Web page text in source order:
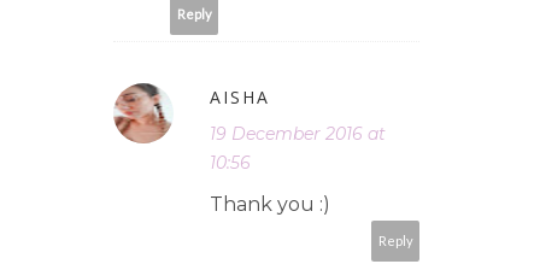
Reply
AISHA
19 December 2016 at
10:56
Thank you :)
Reply